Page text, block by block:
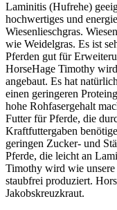
Laminitis (Hufrehe)
hochwertiges und
Wiesenlieschgras.
wie Weidelgras. Es ist
Pferden gut für
HorseHage Timothy
angebaut. Es hat
einen geringeren
hohe Rohfasergehalt
Futter für Pferde, die
Kraftfuttergaben
geringen Zucker- und
Pferde, die leicht an
Timothy wird wie unsere
staubfrei produziert.
Jakobskreuzkraut.